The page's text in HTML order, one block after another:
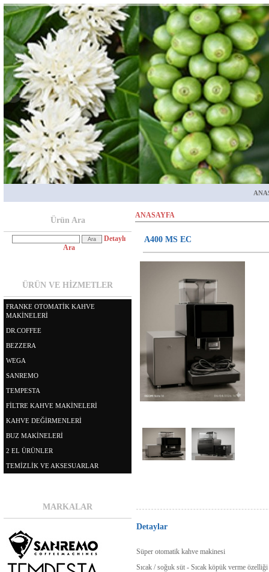
Ürün Ara
Detaylı
Ara
ÜRÜN VE HİZMETLER
FRANKE OTOMATİK KAHVE
MAKİNELERİ
DR.COFFEE
BEZZERA
WEGA
SANREMO
TEMPESTA
FİLTRE KAHVE MAKİNELERİ
KAHVE DEĞİRMENLERİ
BUZ MAKİNELERİ
2 EL ÜRÜNLER
TEMİZLİK VE AKSESUARLAR
MARKALAR
ANASAYFA
A400 MS EC
Detaylar
Süper otomatik kahve makinesi
Sıcak / soğuk süt - Sıcak köpük verme özelliği